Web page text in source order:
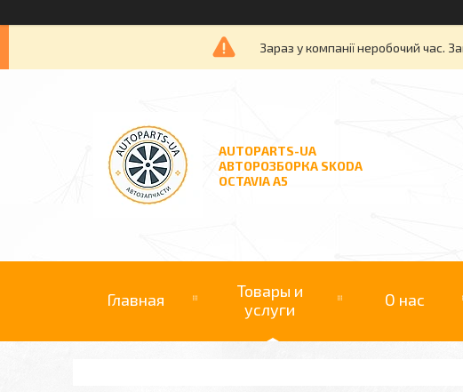
Зараз у компанії неробочий час.
AUTOPARTS-UA
АВТОРОЗБОРКА SKODA
OCTAVIA A5
Главная
Товары и
услуги
О нас